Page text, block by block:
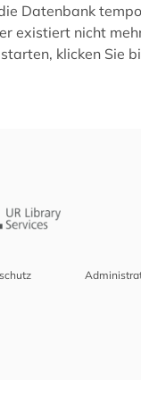
Datenbank
existiert nicht
klicken Sie